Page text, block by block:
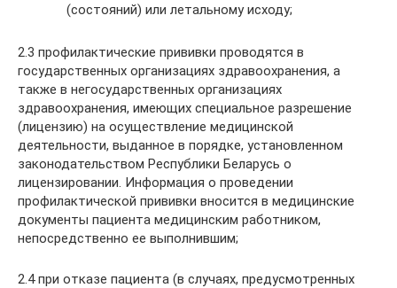
(состояний) или летальному исходу;
2.3 профилактические прививки проводятся в
государственных организациях здравоохранения, а
также в негосударственных организациях
здравоохранения, имеющих специальное разрешение
(лицензию) на осуществление медицинской
деятельности, выданное в порядке, установленном
законодательством Республики Беларусь о
лицензировании. Информация о проведении
профилактической прививки вносится в медицинские
документы пациента медицинским работником,
непосредственно ее выполнившим;
2.4 при отказе пациента (в случаях, предусмотренных